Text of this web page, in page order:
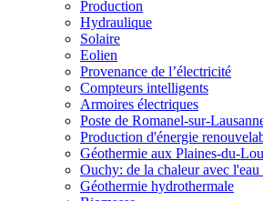
Production
Hydraulique
Solaire
Eolien
Provenance de l’électricité
Compteurs intelligents
Armoires électriques
Poste de Romanel-sur-
Production d'énergie
Géothermie aux Plaines-du-
Ouchy: de la chaleur avec l'eau
Géothermie hydrothermale